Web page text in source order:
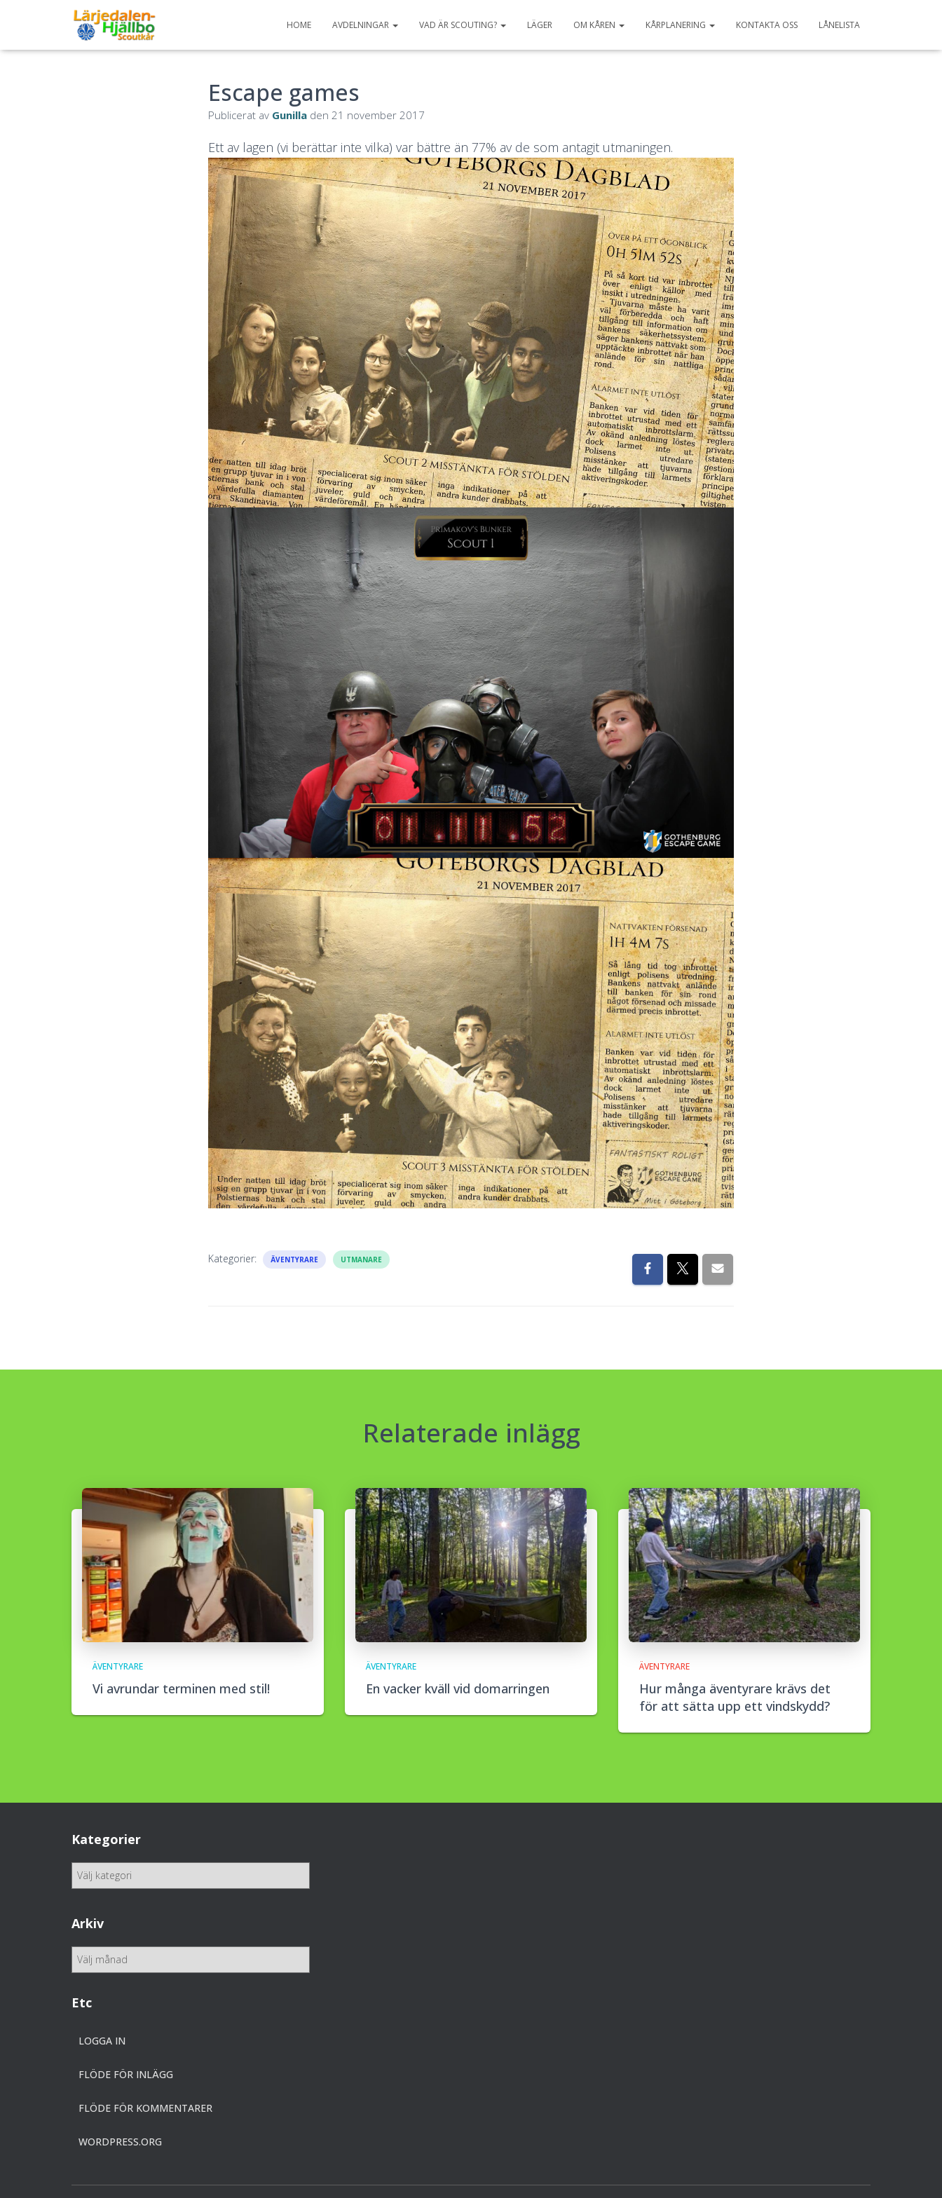
HOME AVDELNINGAR VAD ÄR SCOUTING? LÄGER OM KÅREN KÅRPLANERING KONTAKTA OSS LÅNELISTA
Escape games
Publicerat av Gunilla den 21 november 2017
Ett av lagen (vi berättar inte vilka) var bättre än 77% av de som antagit utmaningen.
Kategorier: ÄVENTYRARE UTMANARE
Relaterade inlägg
ÄVENTYRARE
Vi avrundar terminen med stil!
ÄVENTYRARE
En vacker kväll vid domarringen
ÄVENTYRARE
Hur många äventyrare krävs det
för att sätta upp ett vindskydd?
Kategorier
g
o
i
r
Arkiv
A
iEtc
LOGGA IN
FLÖDE FÖR INLÄGG
FLÖDE FÖR KOMMENTARER
WORDPRESS.ORG